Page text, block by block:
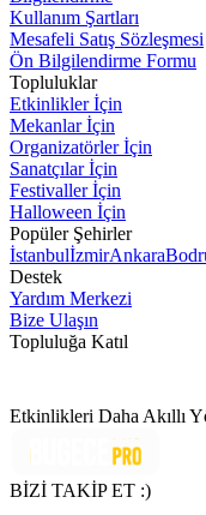
Kullanım Şartları
Mesafeli Satış Sözleşmesi
Ön Bilgilendirme Formu
Topluluklar
Etkinlikler İçin
Mekanlar İçin
Organizatörler İçin
Sanatçılar İçin
Festivaller İçin
Halloween İçin
Popüler Şehirler
İstanbulİzmirAnkara
Destek
Yardım Merkezi
Bize Ulaşın
Topluluğa Katıl
Etkinlikleri Daha Akıllı
BİZİ TAKİP ET :)